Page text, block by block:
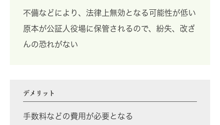
不備などにより、法律上無効となる可能性が低い
原本が公証人役場に保管されるので、紛失、改ざ
んの恐れがない
デメリット
手数料などの費用が必要となる